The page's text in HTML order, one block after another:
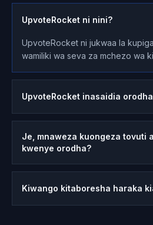
UpvoteRocket ni nini?
UpvoteRocket ni jukwaa la
wamiliki wa seva za mchezo wa
UpvoteRocket inasaidia
Je, mnaweza kuongeza tovuti
kwenye orodha?
Kiwango kitaboresha haraka